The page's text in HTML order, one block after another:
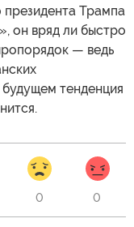
президента Трампа
он вряд ли быстро
— ведь
тенденция
0 0